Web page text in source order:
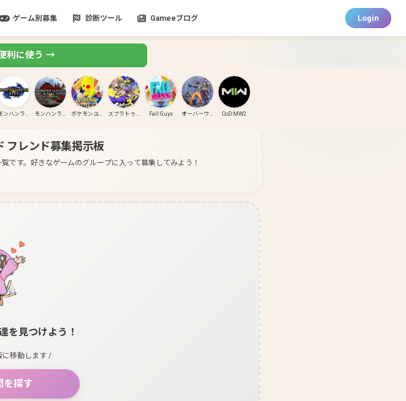
ゲーム別募集 診断ツール Gameeブログ Login
利に使う →
モンハンライズ モンハンライズ:サンブレイク ポケモンユナイト スプラトゥーン3 Fall Guys オーバーウォッチ CoD:MW2
フレンド募集掲示板
です。 好きなゲームのグループに入って募集してみよう！
を見つけよう！
に移動します /
を探す